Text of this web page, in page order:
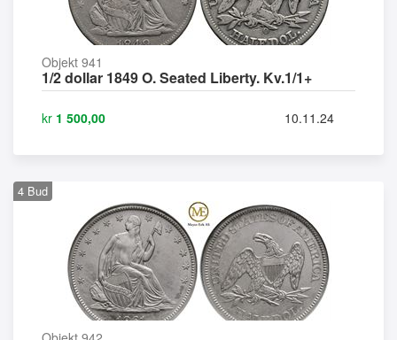
Objekt 941
1/2 dollar 1849 O. Seated Liberty. Kv.1/1+
kr 1 500,00 10.11.24
4 Bud